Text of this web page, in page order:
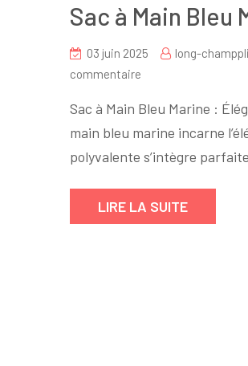
Sac à Main
03 juin 2025 long-
commentaire
à
Main
Bleu
Sac à Main Bleu Marine :
main bleu marine incarne
polyvalente s’intègre
LIRE LA SUITE